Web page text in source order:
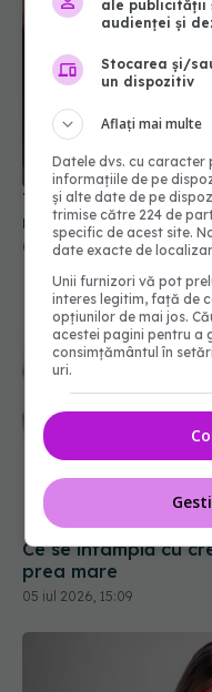
Tipul de apă pe
riscul de Parkinson
04 mar 2026, 09:25
Ce se întâmplă cu
prea mare
05 iul 2026, 15:09
ale publicității
audienței și
Stocarea și/
un dispozitiv
Aflați mai multe
Datele dvs. cu
informațiile de pe
și alte date de pe
trimise către 224 de
specific de acest site.
date exacte de
Unii furnizori vă pot
interes legitim, față de
opțiunilor de mai jos.
acestei pagini pentru a
consimțământul în
uri.